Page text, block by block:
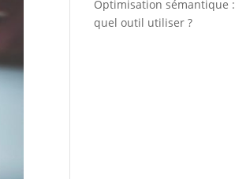
Optimisation sémantique :
quel outil utiliser ?